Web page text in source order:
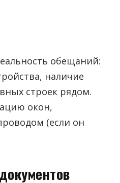
обещаний:
наличие
строек рядом.
окон,
(если он